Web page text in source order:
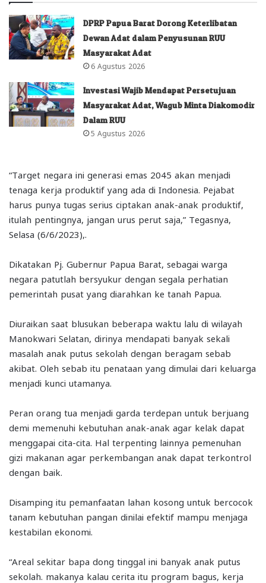
DPRP Papua Barat Dorong Keterlibatan
Dewan Adat dalam Penyusunan RUU
Masyarakat Adat
6 Agustus 2026
Investasi Wajib Mendapat Persetujuan
Masyarakat Adat, Wagub Minta Diakomodir
Dalam RUU
5 Agustus 2026
“Target negara ini generasi emas 2045 akan menjadi
tenaga kerja produktif yang ada di Indonesia. Pejabat
harus punya tugas serius ciptakan anak-anak produktif,
itulah pentingnya, jangan urus perut saja,” Tegasnya,
Selasa (6/6/2023),.
Dikatakan Pj. Gubernur Papua Barat, sebagai warga
negara patutlah bersyukur dengan segala perhatian
pemerintah pusat yang diarahkan ke tanah Papua.
Diuraikan saat blusukan beberapa waktu lalu di wilayah
Manokwari Selatan, dirinya mendapati banyak sekali
masalah anak putus sekolah dengan beragam sebab
akibat. Oleh sebab itu penataan yang dimulai dari keluarga
menjadi kunci utamanya.
Peran orang tua menjadi garda terdepan untuk berjuang
demi memenuhi kebutuhan anak-anak agar kelak dapat
menggapai cita-cita. Hal terpenting lainnya pemenuhan
gizi makanan agar perkembangan anak dapat terkontrol
dengan baik.
Disamping itu pemanfaatan lahan kosong untuk bercocok
tanam kebutuhan pangan dinilai efektif mampu menjaga
kestabilan ekonomi.
“Areal sekitar bapa dong tinggal ini banyak anak putus
sekolah. makanya kalau cerita itu program bagus, kerja